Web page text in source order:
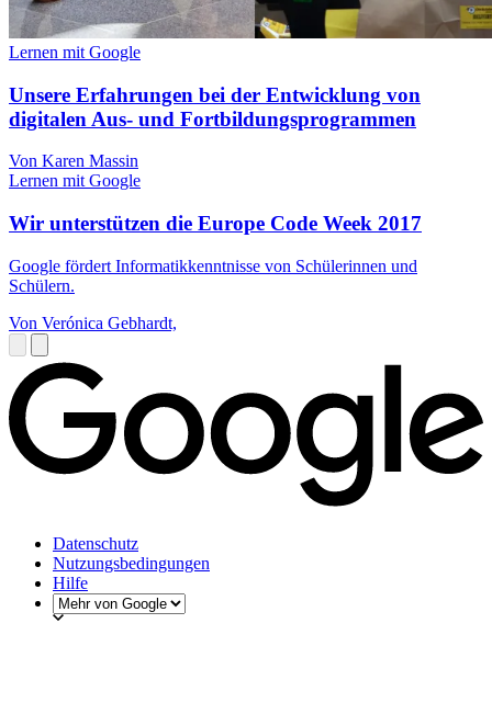
Lernen mit Google
Unsere Erfahrungen bei der Entwicklung von
digitalen Aus- und Fortbildungsprogrammen
Von Karen Massin
Lernen mit Google
Wir unterstützen die Europe Code Week 2017
Google fördert Informatikkenntnisse von Schülerinnen und
Schülern.
Von Verónica Gebhardt,
Datenschutz
Nutzungsbedingungen
Hilfe